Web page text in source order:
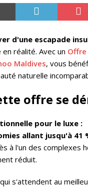
55%
d'une escapade
réalité. Avec un
Maldives, vous
naturelle
offre se
pour le luxe :
allant jusqu'à
à l'un des complexes
réduit.
s'attendent au